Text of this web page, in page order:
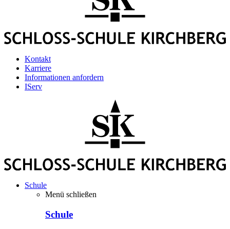
Kontakt
Karriere
Informationen anfordern
IServ
Schule
Menü schließen
Schule